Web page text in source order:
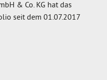
& Co. KG hat das
seit dem 01.07.2017